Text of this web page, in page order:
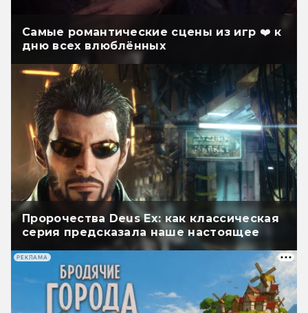
Самые романтические сцены из игр ❤️ к
дню всех влюблённых
Пророчества Deus Ex: как классическая
серия предсказала наше настоящее
РЕКЛАМА